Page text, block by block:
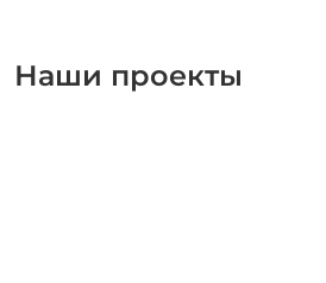
Наши проекты